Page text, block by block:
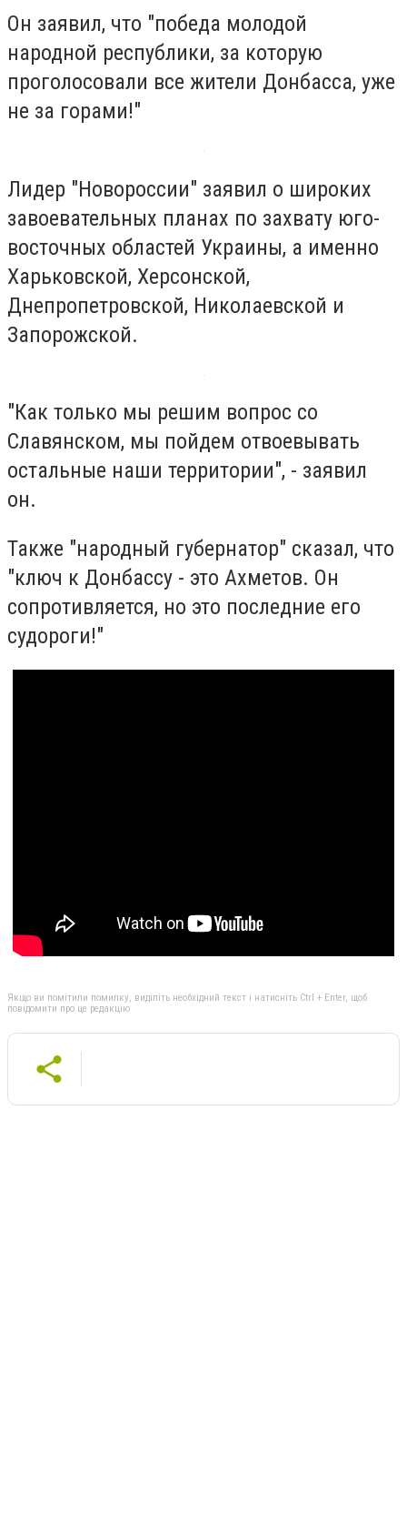
Он заявил, что "победа молодой
народной республики, за которую
проголосовали все жители Донбасса, уже
не за горами!"
Лидер "Новороссии" заявил о широких
завоевательных планах по захвату юго-
восточных областей Украины, а именно
Харьковской, Херсонской,
Днепропетровской, Николаевской и
Запорожской.
"Как только мы решим вопрос со
Славянском, мы пойдем отвоевывать
остальные наши территории", - заявил
он.
Также "народный губернатор" сказал, что
"ключ к Донбассу - это Ахметов. Он
сопротивляется, но это последние его
судороги!"
Якщо ви помітили помилку, виділіть необхідний текст і натисніть Ctrl + Enter, щоб
повідомити про це редакцію